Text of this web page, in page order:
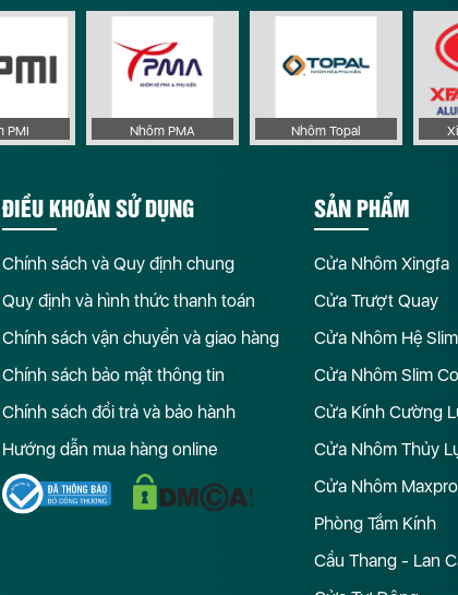
PMI Nhôm PMA Nhôm Topal
ĐIỀU KHOẢN SỬ DỤNG
Chính sách và Quy định chung
Quy định và hình thức thanh toán
Chính sách vận chuyển và giao hàng
Chính sách bảo mật thông tin
Chính sách đổi trả và bảo hành
Hướng dẫn mua hàng online
SẢN PHẨM
Cửa Nhôm Xingfa
Cửa Trượt Quay
Cửa Nhôm Hệ Slim
Cửa Nhôm Slim
Cửa Kính Cường
Cửa Nhôm Thủy
Cửa Nhôm
Phòng Tắm Kính
Cầu Thang - Lan